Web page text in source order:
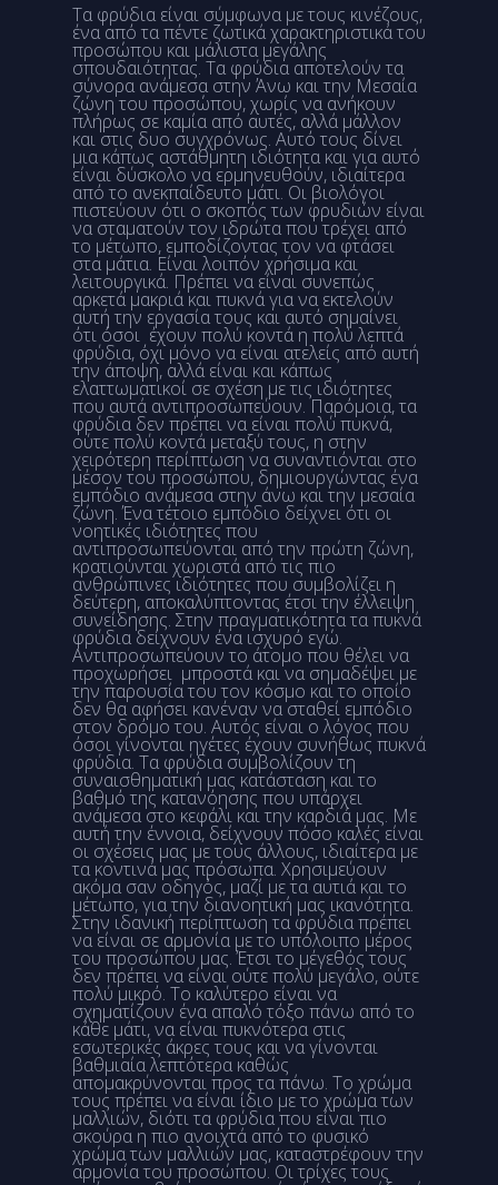
Τα φρύδια είναι σύμφωνα με τους κινέζους,
ένα από τα πέντε ζωτικά χαρακτηριστικά του
προσώπου και μάλιστα μεγάλης
σπουδαιότητας. Τα φρύδια αποτελούν τα
σύνορα ανάμεσα στην Άνω και την Μεσαία
ζώνη του προσώπου, χωρίς να ανήκουν
πλήρως σε καμία από αυτές, αλλά μάλλον
και στις δυο συγχρόνως. Αυτό τους δίνει
μια κάπως αστάθμητη ιδιότητα και για αυτό
είναι δύσκολο να ερμηνευθούν, ιδιαίτερα
από το ανεκπαίδευτο μάτι. Οι βιολόγοι
πιστεύουν ότι ο σκοπός των φρυδιών είναι
να σταματούν τον ιδρώτα που τρέχει από
το μέτωπο, εμποδίζοντας τον να φτάσει
στα μάτια. Είναι λοιπόν χρήσιμα και
λειτουργικά. Πρέπει να είναι συνεπώς
αρκετά μακριά και πυκνά για να εκτελούν
αυτή την εργασία τους και αυτό σημαίνει
ότι όσοι έχουν πολύ κοντά η πολύ λεπτά
φρύδια, όχι μόνο να είναι ατελείς από αυτή
την άποψη, αλλά είναι και κάπως
ελαττωματικοί σε σχέση με τις ιδιότητες
που αυτά αντιπροσωπεύουν. Παρόμοια, τα
φρύδια δεν πρέπει να είναι πολύ πυκνά,
ούτε πολύ κοντά μεταξύ τους, η στην
χειρότερη περίπτωση να συναντιόνται στο
μέσον του προσώπου, δημιουργώντας ένα
εμπόδιο ανάμεσα στην άνω και την μεσαία
ζώνη. Ένα τέτοιο εμπόδιο δείχνει ότι οι
νοητικές ιδιότητες που
αντιπροσωπεύονται από την πρώτη ζώνη,
κρατιούνται χωριστά από τις πιο
ανθρώπινες ιδιότητες που συμβολίζει η
δεύτερη, αποκαλύπτοντας έτσι την έλλειψη
συνείδησης. Στην πραγματικότητα τα πυκνά
φρύδια δείχνουν ένα ισχυρό εγώ.
Αντιπροσωπεύουν το άτομο που θέλει να
προχωρήσει μπροστά και να σημαδέψει με
την παρουσία του τον κόσμο και το οποίο
δεν θα αφήσει κανέναν να σταθεί εμπόδιο
στον δρόμο του. Αυτός είναι ο λόγος που
όσοι γίνονται ηγέτες έχουν συνήθως πυκνά
φρύδια. Τα φρύδια συμβολίζουν τη
συναισθηματική μας κατάσταση και το
βαθμό της κατανόησης που υπάρχει
ανάμεσα στο κεφάλι και την καρδιά μας. Με
αυτή την έννοια, δείχνουν πόσο καλές είναι
οι σχέσεις μας με τους άλλους, ιδιαίτερα με
τα κοντινά μας πρόσωπα. Χρησιμεύουν
ακόμα σαν οδηγός, μαζί με τα αυτιά και το
μέτωπο, για την διανοητική μας ικανότητα.
Στην ιδανική περίπτωση τα φρύδια πρέπει
να είναι σε αρμονία με το υπόλοιπο μέρος
του προσώπου μας. Έτσι το μέγεθός τους
δεν πρέπει να είναι ούτε πολύ μεγάλο, ούτε
πολύ μικρό. Το καλύτερο είναι να
σχηματίζουν ένα απαλό τόξο πάνω από το
κάθε μάτι, να είναι πυκνότερα στις
εσωτερικές άκρες τους και να γίνονται
βαθμιαία λεπτότερα καθώς
απομακρύνονται προς τα πάνω. Το χρώμα
τους πρέπει να είναι ίδιο με το χρώμα των
μαλλιών, διότι τα φρύδια που είναι πιο
σκούρα η πιο ανοιχτά από το φυσικό
χρώμα των μαλλιών μας, καταστρέφουν την
αρμονία του προσώπου. Οι τρίχες τους